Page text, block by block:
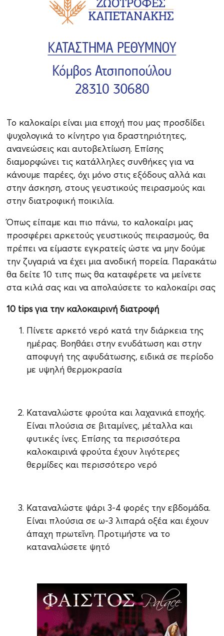
Το καλοκαίρι είναι μια εποχή που μας προσδίδει
ψυχολογικά το κίνητρο για δραστηριότητες,
ανανεώσεις και αυτοβελτίωση. Επίσης
διαμορφώνει τις κατάλληλες συνθήκες για να
κάνουμε παρέες, όχι μόνο στις εξόδους αλλά και
στην άσκηση, στους γευστικούς πειρασμούς και
στην διατροφική ποικιλία.
Όπως είπαμε και πιο πάνω, το καλοκαίρι μας
προσφέρει αρκετούς γευστικούς πειρασμούς, θα
πρέπει να είμαστε εγκρατείς ώστε να μην δούμε
την ζυγαριά να έχει μια ανοδική πορεία. Παρακάτω
θα δείτε 10 τιπς πως θα καταφέρετε να μείνετε
στα κιλά σας και να απολαύσετε το καλοκαίρι σας
10 tipsγια την καλοκαιρινή διατροφή
Πίνετε αρκετό νερό κατά την διάρκεια της
ημέρας. Βοηθάει στην ενυδάτωση και στην
αποφυγή της αφυδάτωσης, ειδικά σε περίοδο
με υψηλή θερμοκρασία
Καταναλώστε φρούτα και λαχανικά εποχής.
Είναι πλούσια σε βιταμίνες, μέταλλα και
φυτικές ίνες. Επίσης τα περισσότερα
καλοκαιρινά φρούτα έχουν λιγότερες
θερμίδες και περισσότερο νερό
Καταναλώστε ψάρι 3-4 φορές την εβδομάδα.
Είναι πλούσια σε ω-3 λιπαρά οξέα και έχουν
άπαχη πρωτεΐνη. Προτιμήστε να το
καταναλώσετε ψητό